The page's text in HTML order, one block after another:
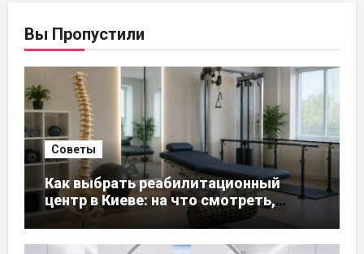
Вы Пропустили
Советы
Как выбрать реабилитационный
центр в Киеве: на что смотреть,
чтобы не ошибиться